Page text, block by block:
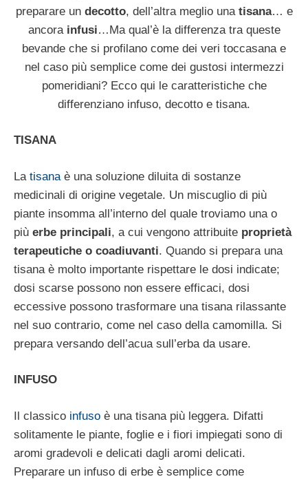
preparare un decotto, dell’altra meglio una tisana… e
ancora infusi…Ma qual’è la differenza tra queste
bevande che si profilano come dei veri toccasana e
nel caso più semplice come dei gustosi intermezzi
pomeridiani? Ecco qui le caratteristiche che
differenziano infuso, decotto e tisana.
TISANA
La tisana è una soluzione diluita di sostanze
medicinali di origine vegetale. Un miscuglio di più
piante insomma all’interno del quale troviamo una o
più erbe principali, a cui vengono attribuite proprietà
terapeutiche o coadiuvanti. Quando si prepara una
tisana è molto importante rispettare le dosi indicate;
dosi scarse possono non essere efficaci, dosi
eccessive possono trasformare una tisana rilassante
nel suo contrario, come nel caso della camomilla. Si
prepara versando dell’acua sull’erba da usare.
INFUSO
Il classico infuso è una tisana più leggera. Difatti
solitamente le piante, foglie e i fiori impiegati sono di
aromi gradevoli e delicati dagli aromi delicati.
Preparare un infuso di erbe è semplice come